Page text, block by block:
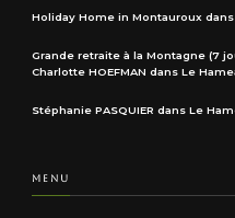
Holiday Home in Montauroux dans
Grande retraite à la Montagne (7
Charlotte HOEFMAN dans Le
Stéphanie PASQUIER dans Le
MENU